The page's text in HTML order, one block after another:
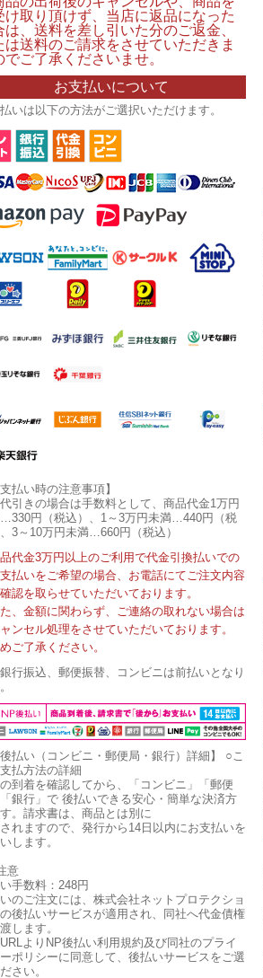
け取り頂けず、当店に返品になった
は、送料を差し引いた分のご返金、
は送料のご請求をさせていただきま
でご了承くださいませ。
お支払いについて
いは以下の方法がご選択いただけます。
支払い時の注意事項】
代引きの場合は手数料として、商品代金1万円
円（税込）、1～3万円未満…440円（税
3～10万円未満…660円（税込）
代金3万円以上のご利用で代金引換払いでの
払いをご希望の場合、お電話にてご注文内容
認を取らせていただいております。
た、金額に関わらず、ご連絡の取れない場合は
ンセル処理をさせていただいております。
ご了承ください。
銀行振込、郵便振替、コンビニは前払いとなり
後払い（コンビニ・郵便局・銀行）詳細】
○こ
払方法の詳細
到着を確認してから、「コンビニ」「郵便
銀行」で 後払いできる安心・簡単な決済方
。請求書は、商品とは別に
れますので、発行から14日以内にお支払いを
します。
意
手数料：248円
のご注文には、株式会社ネットプロテクショ
後払いサービスが適用され、同社へ代金債権
します。
よりNP後払い利用規約及び同社のプライ
ポリシーに同意して、後払いサービスをご選
さい。